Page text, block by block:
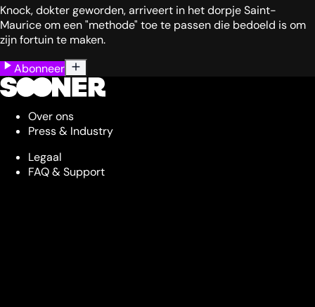
Knock, dokter geworden, arriveert in het dorpje Saint-
Maurice om een "methode" toe te passen die bedoeld is om
zijn fortuin te maken.
Abonneer
Over ons
Press & Industry
Legaal
FAQ & Support